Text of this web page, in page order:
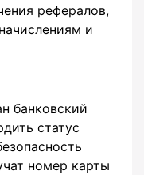
рефералов,
и
банковский
статус
номер карты